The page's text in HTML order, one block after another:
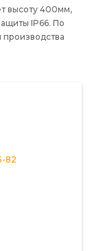
высоту 400мм,
IP66. По
производства
82